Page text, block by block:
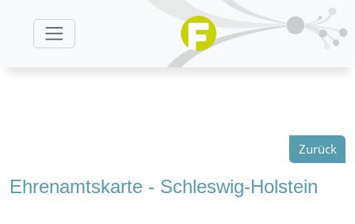
Zurück
Ehrenamtskarte - Schleswig-Holstein